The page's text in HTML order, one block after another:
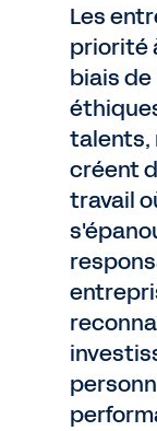
Les
priorité
biais
talents,
créent
travail